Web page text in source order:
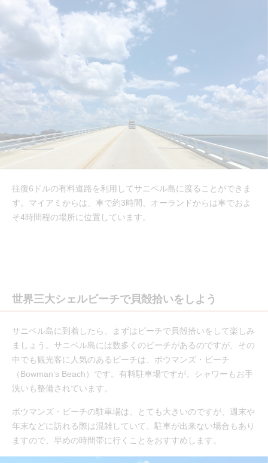
往復6ドルの有料道路を利用してサニベル島に渡ることができま
す。マイアミからは、車で約3時間、オーランドからは車でおよ
そ4時間程の場所に位置しています。
世界三大シェルビーチで貝殻拾いをしよう
サニベル島に到着したら、まずはビーチで貝殻拾いをして楽しみ
ましょう。サニベル島には数多くのビーチがあるのですが、その
中でも観光客に人気のあるビーチは、ボウマンズ・ビーチ
（Bowman’s Beach）です。有料駐車場ですが、シャワーもお手
洗いも整備されています。
ボウマンズ・ビーチの駐車場は、とても大きいのですが、週末や
年末などに訪れる際は混雑していて、駐車が出来ない場合もあり
ますので、早めの時間帯に行くことをおすすめします。